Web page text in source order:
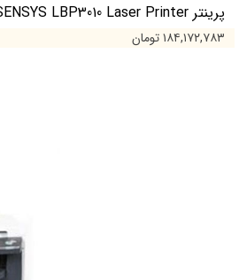
پرینتر Canon i-SENSYS LBP3010 Laser Printer دست دوم
۱۸۴,۱۷۲,۷۸۳ تومان